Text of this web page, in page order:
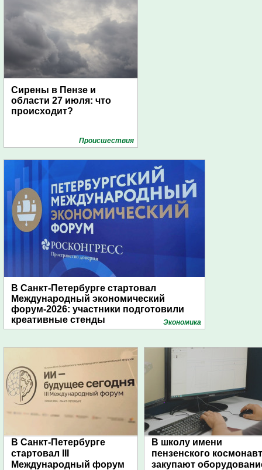
Сирены в Пензе и
области 27 июля: что
происходит?
Проиcшествия
В Санкт-Петербурге стартовал
Международный экономический
форум-2026: участники подготовили
креативные стенды
Экономика
В Санкт-Петербурге
стартовал III
Международный форум
В школу имени
пензенского
закупают